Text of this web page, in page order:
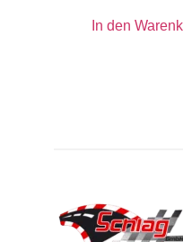
In den